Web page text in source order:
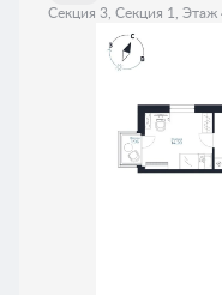
Секция 3, Секция 1, Этаж